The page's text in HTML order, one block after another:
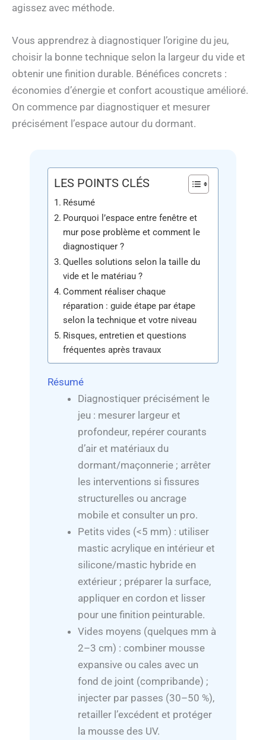
agissez avec méthode.
Vous apprendrez à diagnostiquer l’origine du jeu,
choisir la bonne technique selon la largeur du vide et
obtenir une finition durable. Bénéfices concrets :
économies d’énergie et confort acoustique amélioré.
On commence par diagnostiquer et mesurer
précisément l’espace autour du dormant.
LES POINTS CLÉS
Résumé
Pourquoi l’espace entre fenêtre et
mur pose problème et comment le
diagnostiquer ?
Quelles solutions selon la taille du
vide et le matériau ?
Comment réaliser chaque
réparation : guide étape par étape
selon la technique et votre niveau
Risques, entretien et questions
fréquentes après travaux
Résumé
Diagnostiquer précisément le
jeu : mesurer largeur et
profondeur, repérer courants
d’air et matériaux du
dormant/maçonnerie ; arrêter
les interventions si fissures
structurelles ou ancrage
mobile et consulter un pro.
Petits vides (<5 mm) : utiliser
mastic acrylique en intérieur et
silicone/mastic hybride en
extérieur ; préparer la surface,
appliquer en cordon et lisser
pour une finition peinturable.
Vides moyens (quelques mm à
2–3 cm) : combiner mousse
expansive ou cales avec un
fond de joint (compribande) ;
injecter par passes (30–50 %),
retailler l’excédent et protéger
la mousse des UV.